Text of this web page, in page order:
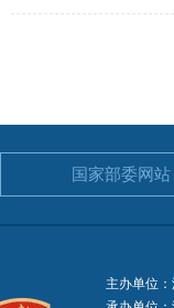
国家部委网站
主办单位